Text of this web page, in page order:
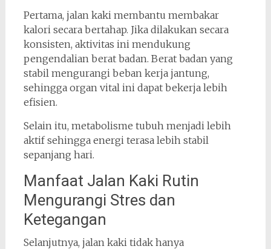
Pertama, jalan kaki membantu membakar
kalori secara bertahap. Jika dilakukan secara
konsisten, aktivitas ini mendukung
pengendalian berat badan. Berat badan yang
stabil mengurangi beban kerja jantung,
sehingga organ vital ini dapat bekerja lebih
efisien.
Selain itu, metabolisme tubuh menjadi lebih
aktif sehingga energi terasa lebih stabil
sepanjang hari.
Manfaat Jalan Kaki Rutin
Mengurangi Stres dan
Ketegangan
Selanjutnya, jalan kaki tidak hanya